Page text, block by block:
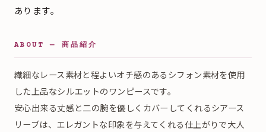
あります。
ABOUT — 商品紹介
繊細なレース素材と程よいオチ感のあるシフォン素材を使用
した上品なシルエットのワンピースです。
安心出来る丈感と二の腕を優しくカバーしてくれるシアース
リーブは、エレガントな印象を与えてくれる仕上がりで大人